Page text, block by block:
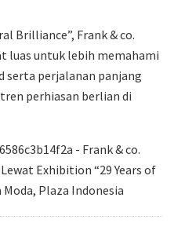
Brilliance”, Frank & co.
luas untuk lebih memahami
serta perjalanan panjang
perhiasan berlian di